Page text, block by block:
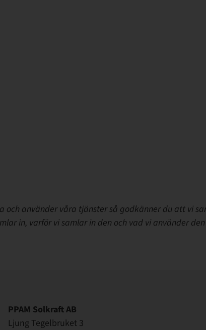
och använder våra tjänster så godkänner du att vi
in, varför vi samlar in den och vad vi använder
PPAM Solkraft AB
Ljung Tegelbruket 3